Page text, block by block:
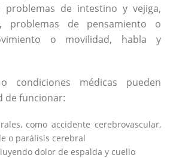
problemas de intestino y vejiga,
problemas de pensamiento o
o movilidad, habla y
condiciones médicas pueden
de funcionar:
como accidente cerebrovascular,
o parálisis cerebral
dolor de espalda y cuello